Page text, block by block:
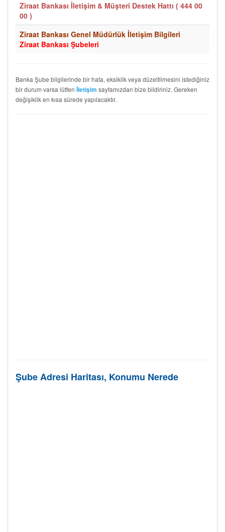
Ziraat Bankası İletişim & Müşteri Destek Hattı ( 444 00
00 )
Ziraat Bankası Genel Müdürlük İletişim Bilgileri
Ziraat Bankası Şubeleri
Banka Şube bilgilerinde bir hata, eksiklik veya düzeltilmesini istediğiniz
bir durum varsa lütfen İletişim sayfamızdan bize bildiriniz. Gereken
değişiklik en kısa sürede yapılacaktır.
Şube Adresi Haritası, Konumu Nerede